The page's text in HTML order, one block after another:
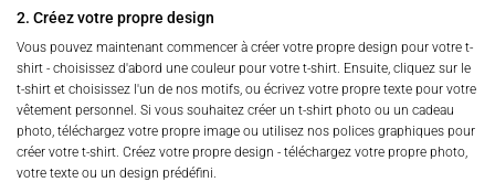
2. Créez votre propre design
Vous pouvez maintenant commencer à créer votre propre design pour votre t-
shirt - choisissez d'abord une couleur pour votre t-shirt. Ensuite, cliquez sur le
t-shirt et choisissez l'un de nos motifs, ou écrivez votre propre texte pour votre
vêtement personnel. Si vous souhaitez créer un t-shirt photo ou un cadeau
photo, téléchargez votre propre image ou utilisez nos polices graphiques pour
créer votre t-shirt. Créez votre propre design - téléchargez votre propre photo,
votre texte ou un design prédéfini.